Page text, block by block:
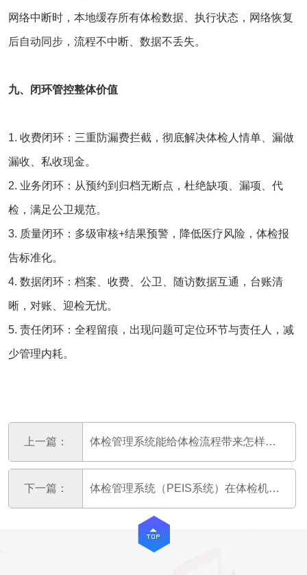
网络中断时，本地缓存所有体检数据、执行状态，网络恢复
后自动同步，流程不中断、数据不丢失。
九、闭环管控整体价值
1. 收费闭环：三重防漏费拦截，彻底解决体检人情单、漏做
漏收、私收现金。
2. 业务闭环：从预约到归档无断点，杜绝缺项、漏项、代
检，满足公卫规范。
3. 质量闭环：多级审核+结果预警，降低医疗风险，体检报
告标准化。
4. 数据闭环：档案、收费、公卫、随访数据互通，台账清
晰，对账、迎检无忧。
5. 责任闭环：全程留痕，出现问题可定位环节与责任人，减
少管理内耗。
上一篇： 体检管理系统能给体检流程带来怎样的改变
下一篇： 体检管理系统（PEIS系统）在体检机构的主要作用是什么